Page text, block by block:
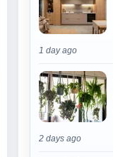
1 day ago
2 days ago